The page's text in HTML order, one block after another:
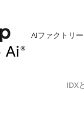
AIファクトリ
IDX